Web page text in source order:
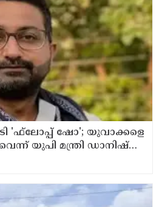
'ഫ്‌ലോപ്പ് ഷോ'; യുവാക്കളെ
യുപി മന്ത്രി ഡാനിഷ്